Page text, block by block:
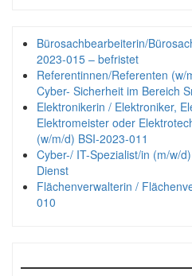
Bürosachbearbeiterin/
2023-015 – befristet
Referentinnen/Referenten
Cyber- Sicherheit im Bereich
Elektronikerin / Elektroniker,
Elektromeister oder
(w/m/d) BSI-2023-011
Cyber-/ IT-Spezialist/in (m/w/
Dienst
Flächenverwalterin /
010